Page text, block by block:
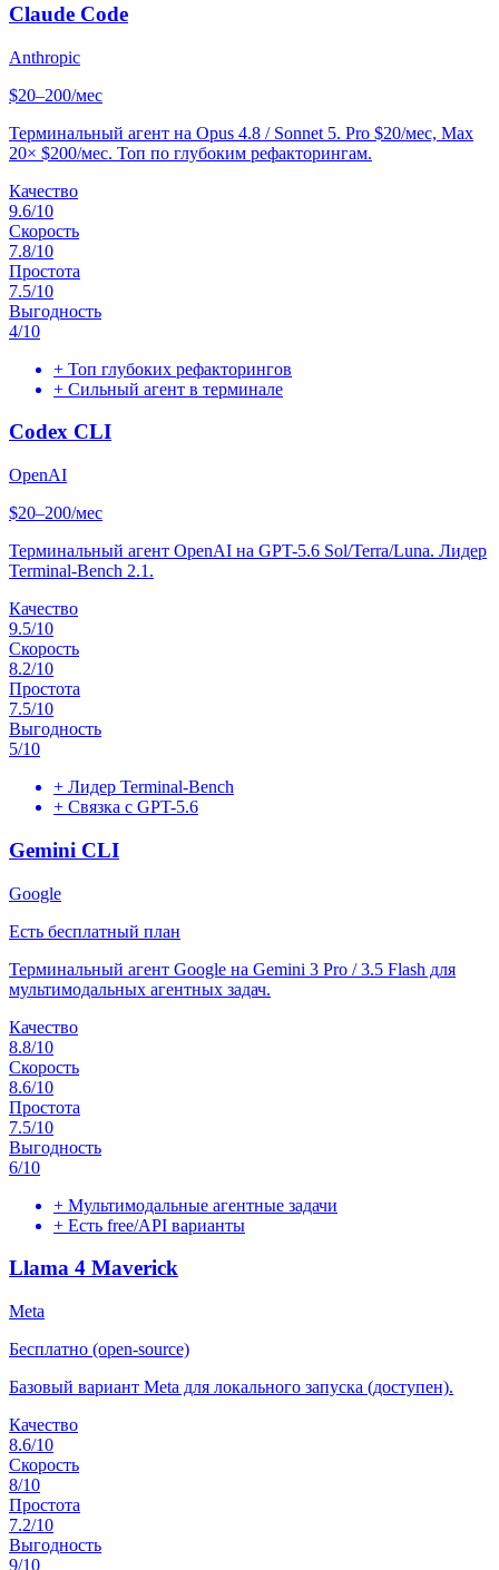
Claude Code
Anthropic
$20–200/мес
Терминальный агент на Opus 4.8 / Sonnet 5. Pro $20/мес, Max
20× $200/мес. Топ по глубоким рефакторингам.
Качество
9.6/10
Скорость
7.8/10
Простота
7.5/10
Выгодность
4/10
+ Топ глубоких рефакторингов
+ Сильный агент в терминале
Codex CLI
OpenAI
$20–200/мес
Терминальный агент OpenAI на GPT-5.6 Sol/Terra/Luna. Лидер
Terminal-Bench 2.1.
Качество
9.5/10
Скорость
8.2/10
Простота
7.5/10
Выгодность
5/10
+ Лидер Terminal-Bench
+ Связка с GPT-5.6
Gemini CLI
Google
Есть бесплатный план
Терминальный агент Google на Gemini 3 Pro / 3.5 Flash для
мультимодальных агентных задач.
Качество
8.8/10
Скорость
8.6/10
Простота
7.5/10
Выгодность
6/10
+ Мультимодальные агентные задачи
+ Есть free/API варианты
Llama 4 Maverick
Meta
Бесплатно (open-source)
Базовый вариант Meta для локального запуска (доступен).
Качество
8.6/10
Скорость
8/10
Простота
7.2/10
Выгодность
9/10